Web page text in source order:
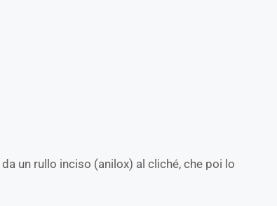
un rullo inciso (anilox) al cliché, che poi lo